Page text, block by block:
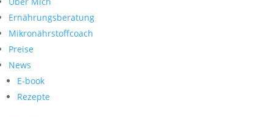
Ernährungsberatung
Mikronährstoffcoach
Preise
News
E-book
Rezepte